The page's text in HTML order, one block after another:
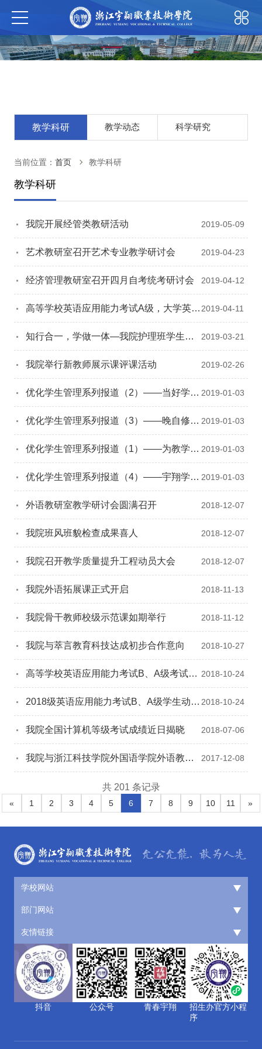
教学科研 教学动态 科学研究
教学科研
当前位置： 首页 教学科研
我院开展经管类教研活动 2019-05-09
艺术教研室召开艺术专业教学研讨会 2019-04-23
经济管理教研室召开四月自考统考研讨会 2019-04-12
高等学校英语应用能力考试A级，大学英语 2019-04-11
知行合一，学做一体—我院护理班学生赴
2019-03-21
我院举行新教师展示课评课活动 2019-02-26
优化学生管理系列报道（2）——当好学生 2019-01-03
优化学生管理系列报道（3）——晚自修管 2019-01-03
优化学生管理系列报道（1）——为教学质 2019-01-03
优化学生管理系列报道（4）——宇翔学子 2019-01-03
外语教研室教学研讨会圆满召开 2018-12-07
我院班风班貌检查成果喜人 2018-12-07
我院召开教学质量提升工程动员大会 2018-12-07
我院外语拓展课正式开启 2018-11-13
我院骨干教师校级示范课如期举行 2018-11-12
我院与萃言教育科技达成初步合作意向 2018-10-27
高等学校英语应用能力考试B、A级考试研 2018-10-24
2018级英语应用能力考试B、A级学生动员 2018-10-24
我院全国计算机等级考试成绩近日揭晓 2018-07-06
我院与浙江科技学院外国语学院外语教研
2017-12-08
共 201 条记录
« 1 2 3 4 5 6 7 8 9 10 11 »
学校网站
部门网站
友情链接
抖音 公众号 青春宇翔
招生办官方小程
序